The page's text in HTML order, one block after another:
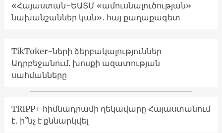
«Հայաստան-ԵԱՏՄ «ամուսնալուծության»
նախանշաններ կան»․ հայ քաղաքագետ
TikToker-ների ձերբակալություններ
Ադրբեջանում. խոսքի ազատության
սահմանները
TRIPP+ հիմնադրամի ղեկավարը Հայաստանում
է․ ի՞նչ է քննարկվել